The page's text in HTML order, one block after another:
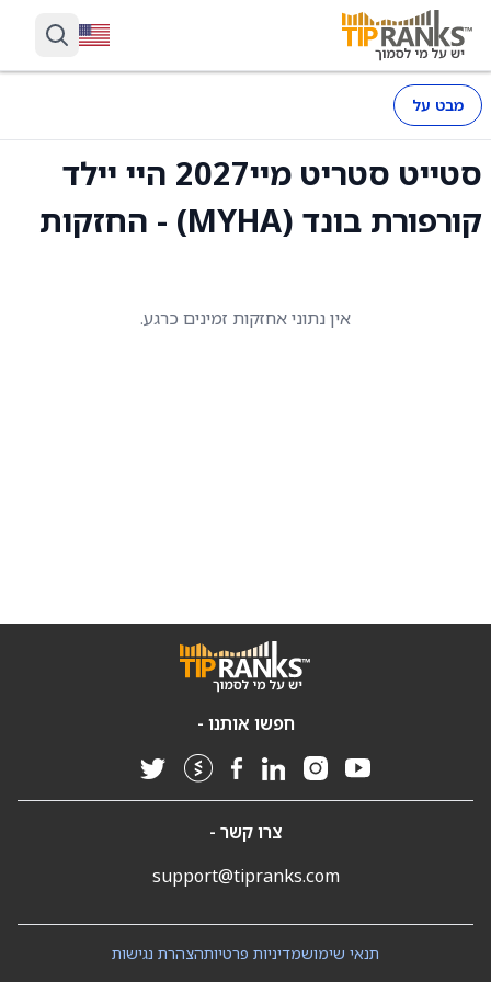
מבט על
סטייט סטריט מיי2027 היי יילד
קורפורת בונד (MYHA) - החזקות
אין נתוני אחזקות זמינים כרגע.
חפשו אותנו -
צרו קשר -
support@tipranks.com
הצהרת נגישותמדיניות פרטיותתנאי שימוש